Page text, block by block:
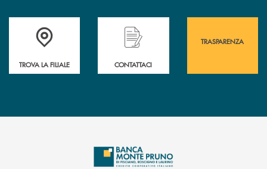
Accedi all' elenco completo&nbsp; delle&nbsp; filiali&nbsp; di Banca
TROVA LA FILIALE
Hai bisogno di assistenza immediata?
CONTATTACI
TRASPARENZA